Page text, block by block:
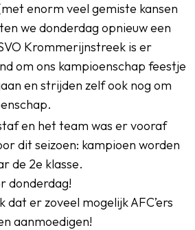
enorm veel gemiste kansen
we donderdag opnieuw een
Krommerijnstreek is er
om ons kampioenschap feestje
en strijden zelf ook nog om
en het team was er vooraf
dit seizoen: kampioen worden
de 2e klasse.
donderdag!
dat er zoveel mogelijk AFC’ers
aanmoedigen!